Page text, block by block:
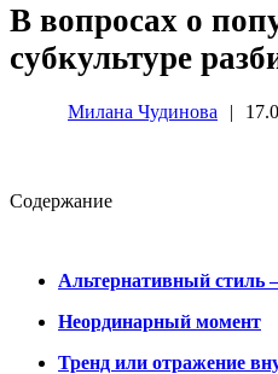
В вопросах о
субкультуре
Милана Чудинова |
Cодержание
Альтернативный стиль
Неординарный момент
Тренд или отражение